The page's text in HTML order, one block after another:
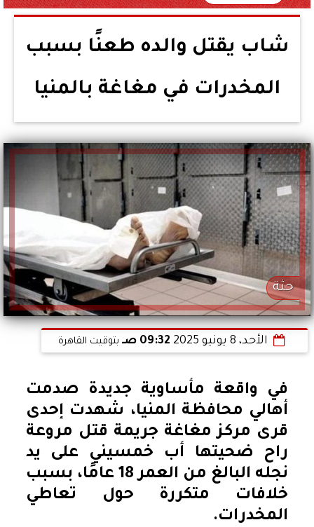
شاب يقتل والده طعنًا بسبب
المخدرات في مغاغة بالمنيا
جثة
الأحد، 8 يونيو 2025 09:32 صـ بتوقيت القاهرة
في واقعة مأساوية جديدة صدمت
أهالي محافظة المنيا، شهدت إحدى
قرى مركز مغاغة جريمة قتل مروعة
راح ضحيتها أب خمسيني على يد
نجله البالغ من العمر 18 عامًا، بسبب
خلافات متكررة حول تعاطي
المخدرات.